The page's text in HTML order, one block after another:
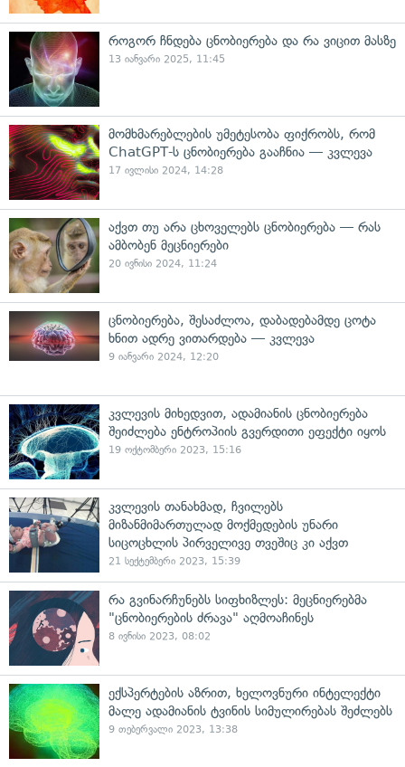
როგორ ჩნდება ცნობიერება და რა ვიცით მასზე
13 იანვარი 2025, 11:45
მომხმარებლების უმეტესობა ფიქრობს, რომ
ChatGPT-ს ცნობიერება გააჩნია — კვლევა
17 ივლისი 2024, 14:28
აქვთ თუ არა ცხოველებს ცნობიერება — რას
ამბობენ მეცნიერები
20 ივნისი 2024, 11:24
ცნობიერება, შესაძლოა, დაბადებამდე ცოტა
ხნით ადრე ვითარდება — კვლევა
9 იანვარი 2024, 12:20
კვლევის მიხედვით, ადამიანის ცნობიერება
შეიძლება ენტროპიის გვერდითი ეფექტი იყოს
19 ოქტომბერი 2023, 15:16
კვლევის თანახმად, ჩვილებს
მიზანმიმართულად მოქმედების უნარი
სიცოცხლის პირველივე თვეშიც კი აქვთ
21 სექტემბერი 2023, 15:39
რა გვინარჩუნებს სიფხიზლეს: მეცნიერებმა
"ცნობიერების ძრავა" აღმოაჩინეს
8 ივნისი 2023, 08:02
ექსპერტების აზრით, ხელოვნური ინტელექტი
მალე ადამიანის ტვინის სიმულირებას შეძლებს
9 თებერვალი 2023, 13:38